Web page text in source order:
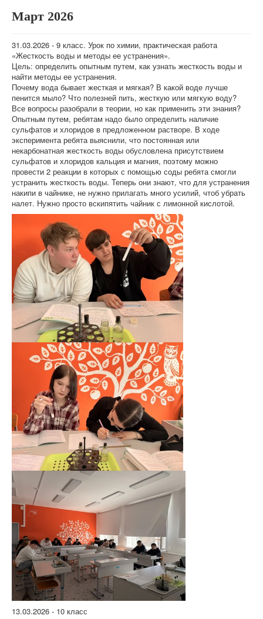
Март 2026
31.03.2026 - 9 класс. Урок по химии, практическая работа
«Жесткость воды и методы ее устранения».
Цель: определить опытным путем, как узнать жесткость воды и
найти методы ее устранения.
Почему вода бывает жесткая и мягкая? В какой воде лучше
пенится мыло? Что полезней пить, жесткую или мягкую воду?
Все вопросы разобрали в теории, но как применить эти знания?
Опытным путем, ребятам надо было определить наличие
сульфатов и хлоридов в предложенном растворе. В ходе
эксперимента ребята выяснили, что постоянная или
некарбонатная жесткость воды обусловлена присутствием
сульфатов и хлоридов кальция и магния, поэтому можно
провести 2 реакции в которых с помощью соды ребята смогли
устранить жесткость воды. Теперь они знают, что для устранения
накипи в чайнике, не нужно прилагать много усилий, чтоб убрать
налет. Нужно просто вскипятить чайник с лимонной кислотой.
13.03.2026 - 10 класс